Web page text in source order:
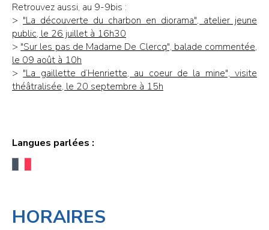
Retrouvez aussi, au 9-9bis :
> "La découverte du charbon en diorama", atelier jeune
public, le 26 juillet à 16h30
> "Sur les pas de Madame De Clercq", balade commentée,
le 09 août à 10h
> "La gaillette d’Henriette, au coeur de la mine", visite
théâtralisée, le 20 septembre à 15h
Langues parlées :
HORAIRES